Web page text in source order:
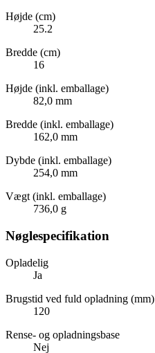
Højde (cm)
25.2
Bredde (cm)
16
Højde (inkl. emballage)
82,0 mm
Bredde (inkl. emballage)
162,0 mm
Dybde (inkl. emballage)
254,0 mm
Vægt (inkl. emballage)
736,0 g
Nøglespecifikation
Opladelig
Ja
Brugstid ved fuld opladning (mm)
120
Rense- og opladningsbase
Nej